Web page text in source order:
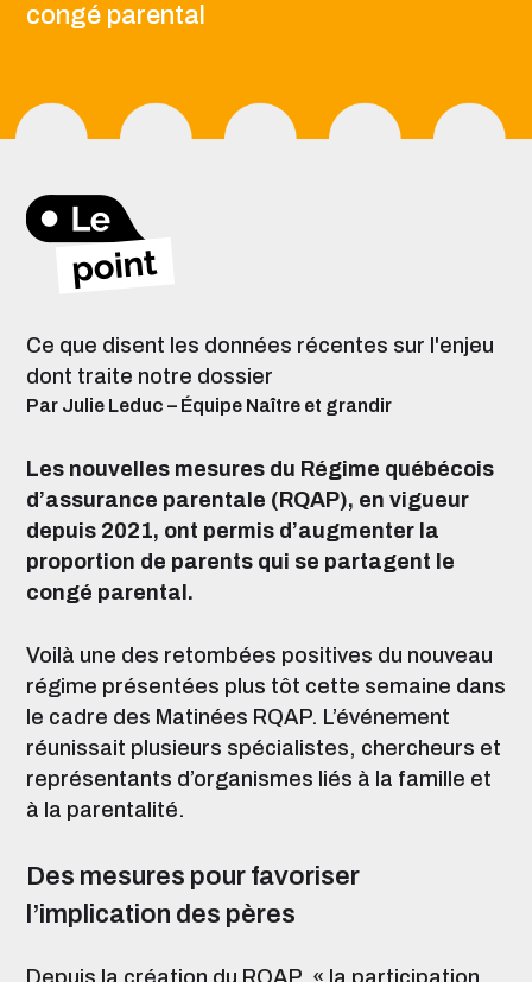
congé parental
Ce que disent les données récentes sur l'enjeu
dont traite notre dossier
Par Julie Leduc – Équipe Naître et grandir
Les nouvelles mesures du Régime québécois
d’assurance parentale (RQAP), en vigueur
depuis 2021, ont permis d’augmenter la
proportion de parents qui se partagent le
congé parental.
Voilà une des retombées positives du nouveau
régime présentées plus tôt cette semaine dans
le cadre des Matinées RQAP. L’événement
réunissait plusieurs spécialistes, chercheurs et
représentants d’organismes liés à la famille et
à la parentalité.
Des mesures pour favoriser
l’implication des pères
Depuis la création du RQAP, « la participation